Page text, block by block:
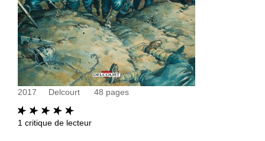
2017 Delcourt 48 pages
1 critique de lecteur